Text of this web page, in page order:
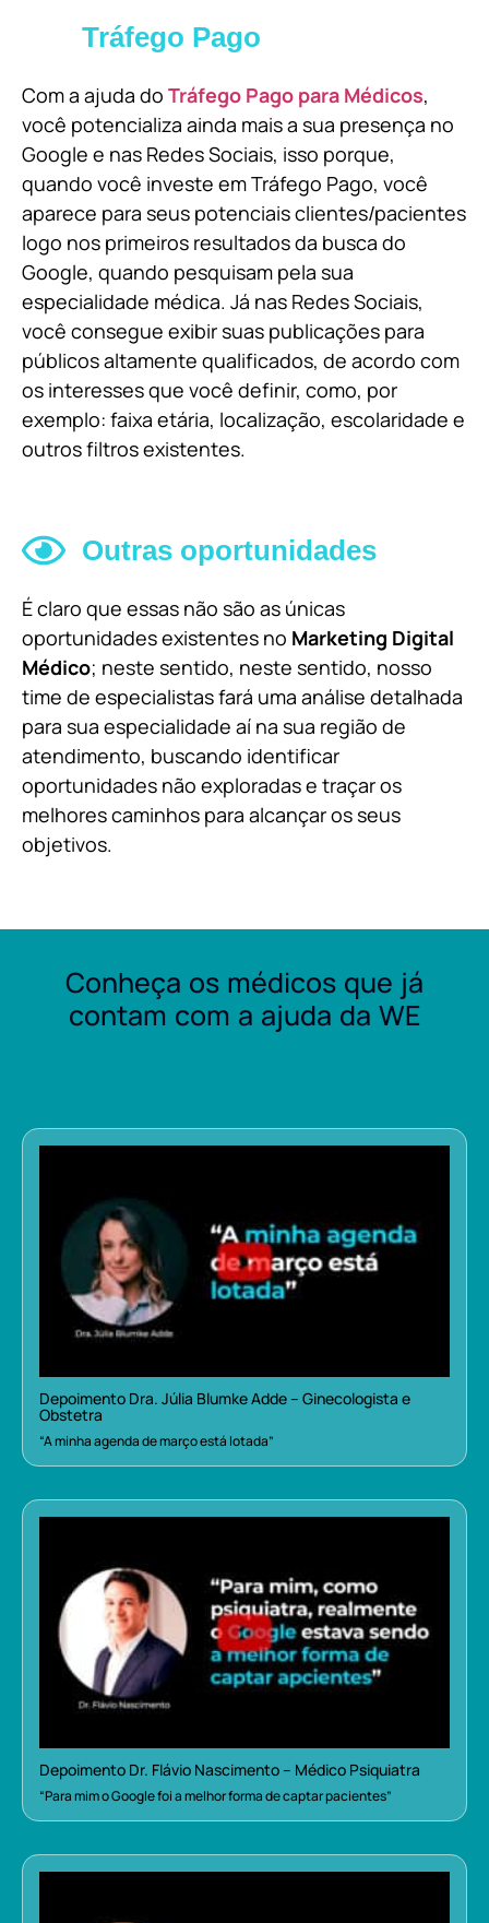
Tráfego Pago
Com a ajuda do Tráfego Pago para Médicos,
você potencializa ainda mais a sua presença no
Google e nas Redes Sociais, isso porque,
quando você investe em Tráfego Pago, você
aparece para seus potenciais clientes/pacientes
logo nos primeiros resultados da busca do
Google, quando pesquisam pela sua
especialidade médica. Já nas Redes Sociais,
você consegue exibir suas publicações para
públicos altamente qualificados, de acordo com
os interesses que você definir, como, por
exemplo: faixa etária, localização, escolaridade e
outros filtros existentes.
Outras oportunidades
É claro que essas não são as únicas
oportunidades existentes no Marketing Digital
Médico; neste sentido, neste sentido, nosso
time de especialistas fará uma análise detalhada
para sua especialidade aí na sua região de
atendimento, buscando identificar
oportunidades não exploradas e traçar os
melhores caminhos para alcançar os seus
objetivos.
Conheça os médicos que já
contam com a ajuda da WE
Depoimento Dra. Júlia Blumke Adde – Ginecologista e
Obstetra
“A minha agenda de março está lotada”
Depoimento Dr. Flávio Nascimento – Médico Psiquiatra
“Para mim o Google foi a melhor forma de captar pacientes”